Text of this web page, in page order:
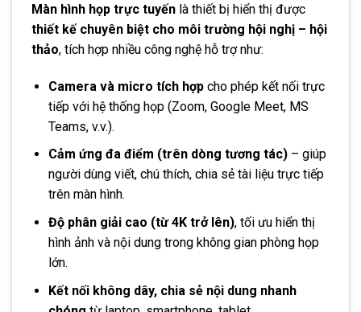
Màn hình họp trực tuyến là thiết bị hiển thị được
thiết kế chuyên biệt cho môi trường hội nghị – hội
thảo, tích hợp nhiều công nghệ hỗ trợ như:
Camera và micro tích hợpcho phép kết nối trực
tiếp với hệ thống họp (Zoom, Google Meet, MS
Teams, v.v.).
Cảm ứng đa điểm (trên dòng tương tác)– giúp
người dùng viết, chú thích, chia sẻ tài liệu trực tiếp
trên màn hình.
Độ phân giải cao (từ 4K trở lên), tối ưu hiển thị
hình ảnh và nội dung trong không gian phòng họp
lớn.
Kết nối không dây, chia sẻ nội dung nhanh